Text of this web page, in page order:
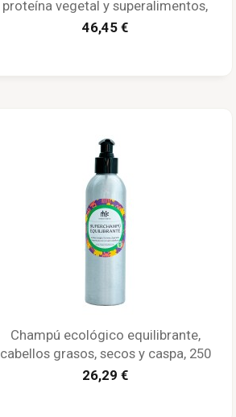
proteína vegetal y superalimentos,
500 ml - Maison Karité
46,45 €
Champú ecológico equilibrante,
cabellos grasos, secos y caspa, 250
ml - Maison Karité
26,29 €